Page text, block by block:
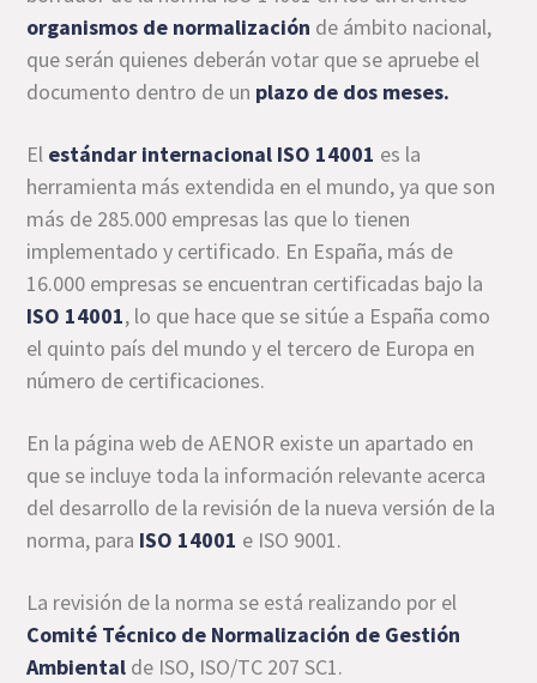
organismos de normalización de ámbito nacional,
que serán quienes deberán votar que se apruebe el
documento dentro de un plazo de dos meses.
El estándar internacional ISO 14001 es la
herramienta más extendida en el mundo, ya que son
más de 285.000 empresas las que lo tienen
implementado y certificado. En España, más de
16.000 empresas se encuentran certificadas bajo la
ISO 14001, lo que hace que se sitúe a España como
el quinto país del mundo y el tercero de Europa en
número de certificaciones.
En la página web de AENOR existe un apartado en
que se incluye toda la información relevante acerca
del desarrollo de la revisión de la nueva versión de la
norma, para ISO 14001 e ISO 9001.
La revisión de la norma se está realizando por el
Comité Técnico de Normalización de Gestión
Ambiental de ISO, ISO/TC 207 SC1.